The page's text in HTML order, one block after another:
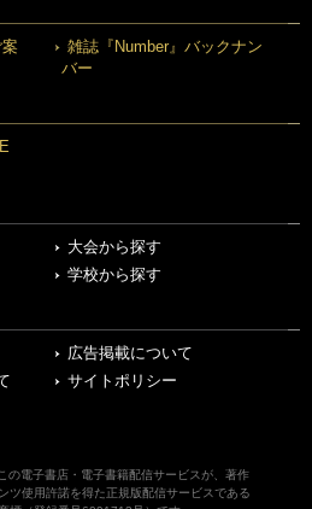
雑誌『Number』バックナン
バー
大会から探す
学校から探す
広告掲載について
サイトポリシー
の電子書店・電子書籍配信サービスが、著作
ツ使用許諾を得た正規版配信サービスである